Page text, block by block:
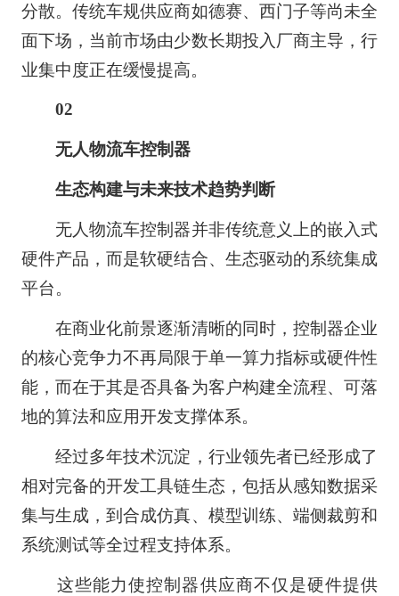
分散。传统车规供应商如德赛、西门子等尚未全
面下场，当前市场由少数长期投入厂商主导，行
业集中度正在缓慢提高。
02
无人物流车控制器
生态构建与未来技术趋势判断
无人物流车控制器并非传统意义上的嵌入式
硬件产品，而是软硬结合、生态驱动的系统集成
平台。
在商业化前景逐渐清晰的同时，控制器企业
的核心竞争力不再局限于单一算力指标或硬件性
能，而在于其是否具备为客户构建全流程、可落
地的算法和应用开发支撑体系。
经过多年技术沉淀，行业领先者已经形成了
相对完备的开发工具链生态，包括从感知数据采
集与生成，到合成仿真、模型训练、端侧裁剪和
系统测试等全过程支持体系。
这些能力使控制器供应商不仅是硬件提供